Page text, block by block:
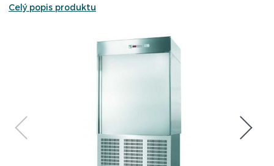
Celý popis produktu